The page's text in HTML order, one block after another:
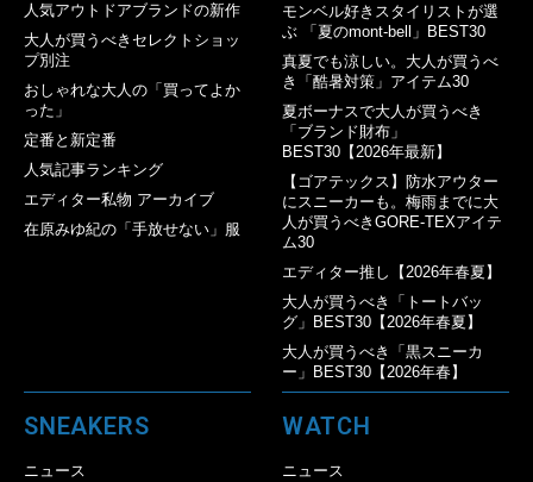
人気アウトドアブランドの新作
大人が買うべきセレクトショッ
プ別注
おしゃれな大人の「買ってよか
った」
定番と新定番
人気記事ランキング
エディター私物 アーカイブ
在原みゆ紀の「手放せない」服
モンベル好きスタイリストが選
ぶ 「夏のmont-bell」BEST30
真夏でも涼しい。大人が買うべ
き「酷暑対策」アイテム30
夏ボーナスで大人が買うべき
「ブランド財布」
BEST30【2026年最新】
【ゴアテックス】防水アウター
にスニーカーも。梅雨までに大
人が買うべきGORE-TEXアイテ
ム30
エディター推し【2026年春夏】
大人が買うべき「トートバッ
グ」BEST30【2026年春夏】
大人が買うべき「黒スニーカ
ー」BEST30【2026年春】
SNEAKERS
ニュース
WATCH
ニュース